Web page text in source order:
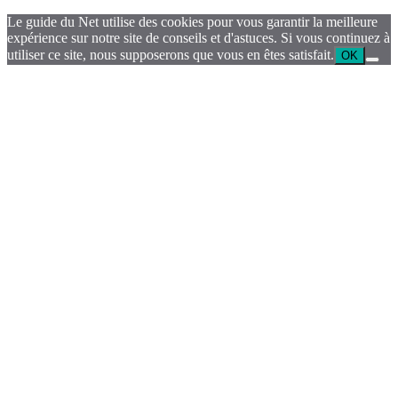
Le guide du Net utilise des cookies pour vous garantir la meilleure
expérience sur notre site de conseils et d'astuces. Si vous continuez à
utiliser ce site, nous supposerons que vous en êtes satisfait. OK